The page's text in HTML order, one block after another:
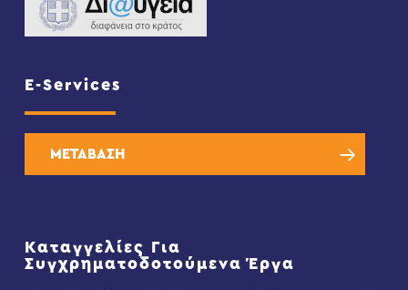
E-Services
ΜΕΤΑΒΑΣΗ
Καταγγελίες Για
Συγχρηματοδοτούμενα Έργα